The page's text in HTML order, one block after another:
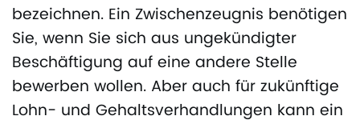
bezeichnen. Ein Zwischenzeugnis benötigen
Sie, wenn Sie sich aus ungekündigter
Beschäftigung auf eine andere Stelle
bewerben wollen. Aber auch für zukünftige
Lohn- und Gehaltsverhandlungen kann ein